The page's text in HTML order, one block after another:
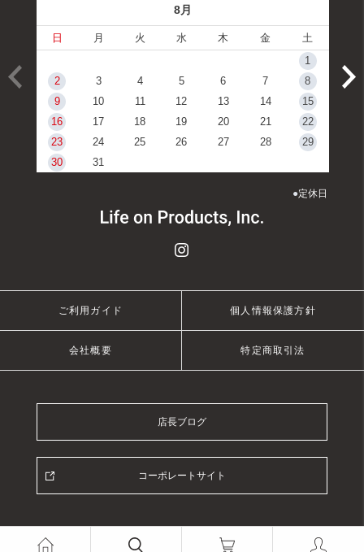
8月
日 月 火 水 木 金
土
1
2
3 4 5 6 7
8
9
10 11 12 13 14
15
16
17 18 19 20 21
22
23
24 25 26 27 28
29
30
31
●定休日
ご利用ガイド 個人情報保護方針
会社概要 特定商取引法
店長ブログ
コーポレートサイト